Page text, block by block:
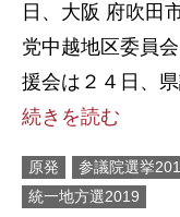
日、大阪 府吹
党中越地区委員
援会は２４日、
続きを読む
原発 参議院選挙
統一地方選2019